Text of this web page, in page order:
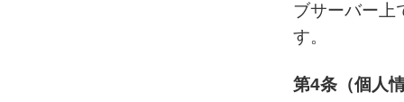
ブサーバー上
す。
第4条（個人